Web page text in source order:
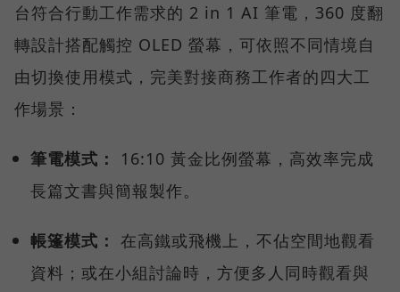
台符合行動工作需求的 2 in 1 AI 筆電，360 度翻
轉設計搭配觸控 OLED 螢幕，可依照不同情境自
由切換使用模式，完美對接商務工作者的四大工
作場景：
筆電模式：
16:10 黃金比例螢幕，高效率完成
長篇文書與簡報製作。
帳篷模式： 在高鐵或飛機上，不佔空間地觀看
資料；或在小組討論時，方便多人同時觀看與